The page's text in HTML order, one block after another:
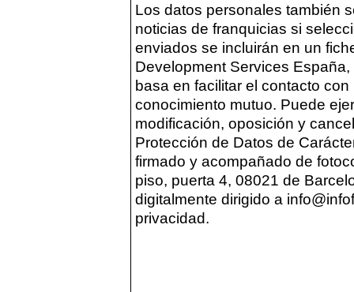
Los datos personales también
noticias de franquicias si
enviados se incluirán en un
Development Services
basa en facilitar el contacto
conocimiento mutuo. Puede
modificación, oposición y
Protección de Datos de
firmado y acompañado de
piso, puerta 4, 08021 de
digitalmente dirigido a
privacidad.